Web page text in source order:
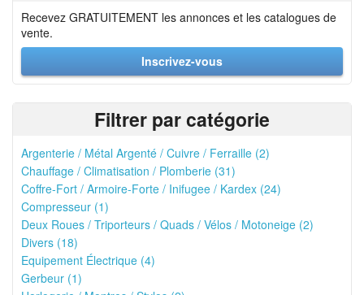
Recevez GRATUITEMENT les annonces et les catalogues de
vente.
Inscrivez-vous
Filtrer par catégorie
Argenterie / Métal Argenté / Cuivre / Ferraille (2)
Chauffage / Climatisation / Plomberie (31)
Coffre-Fort / Armoire-Forte / Inifugee / Kardex (24)
Compresseur (1)
Deux Roues / Triporteurs / Quads / Vélos / Motoneige (2)
Divers (18)
Equipement Électrique (4)
Gerbeur (1)